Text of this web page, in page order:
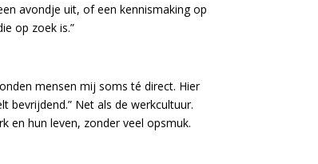
avondje uit, of een kennismaking op
op zoek is.”
mensen mij soms té direct. Hier
bevrijdend.” Net als de werkcultuur.
en hun leven, zonder veel opsmuk.